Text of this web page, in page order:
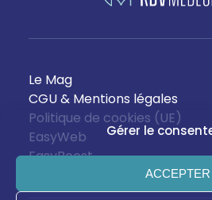
Gérer le
ACCEPTER
Le Mag
CGU & Mentions légales
Politique de cookies (UE)
EasyWeb
EasyBoost